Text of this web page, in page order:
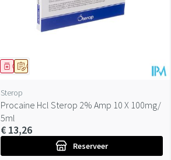
Op voorschrift
Geneesmiddel
Sterop
Procaine Hcl Sterop 2% Amp 10 X 100mg/
5ml
€ 13,26
Reserveer